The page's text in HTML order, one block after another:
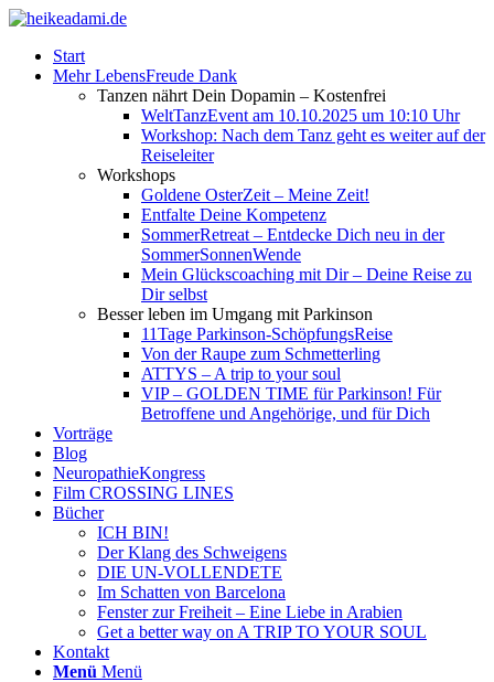
Start
Mehr LebensFreude Dank
Tanzen nährt Dein Dopamin – Kostenfrei
WeltTanzEvent am 10.10.2025 um 10:10 Uhr
Workshop: Nach dem Tanz geht es weiter auf der
Reiseleiter
Workshops
Goldene OsterZeit – Meine Zeit!
Entfalte Deine Kompetenz
SommerRetreat – Entdecke Dich neu in der
SommerSonnenWende
Mein Glückscoaching mit Dir – Deine Reise zu
Dir selbst
Besser leben im Umgang mit Parkinson
11Tage Parkinson-SchöpfungsReise
Von der Raupe zum Schmetterling
ATTYS – A trip to your soul
VIP – GOLDEN TIME für Parkinson! Für
Betroffene und Angehörige, und für Dich
Vorträge
Blog
NeuropathieKongress
Film CROSSING LINES
Bücher
ICH BIN!
Der Klang des Schweigens
DIE UN-VOLLENDETE
Im Schatten von Barcelona
Fenster zur Freiheit – Eine Liebe in Arabien
Get a better way on A TRIP TO YOUR SOUL
Kontakt
Menü Menü